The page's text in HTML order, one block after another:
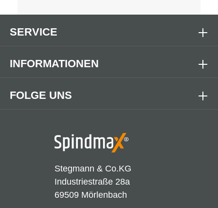
Stegmann & Co.KG
Industriestraße 28a
69509 Mörlenbach
FOLGE UNS
SERVICE
INFORMATIONEN